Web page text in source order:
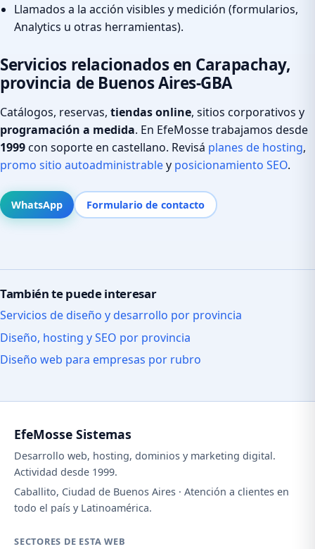
Llamados a la acción visibles y medición (formularios,
Analytics u otras herramientas).
Servicios relacionados en Carapachay,
provincia de Buenos Aires-GBA
Catálogos, reservas, tiendas online, sitios corporativos y
programación a medida. En EfeMosse trabajamos desde
1999con soporte en castellano. Revisá planes de hosting,
promo sitio autoadministrabley posicionamiento SEO.
WhatsApp Formulario de contacto
También te puede interesar
Servicios de diseño y desarrollo por provincia
Diseño, hosting y SEO por provincia
Diseño web para empresas por rubro
EfeMosse Sistemas
Desarrollo web, hosting, dominios y marketing digital.
Actividad desde 1999.
Caballito, Ciudad de Buenos Aires · Atención a clientes en
todo el país y Latinoamérica.
SECTORES DE ESTA WEB